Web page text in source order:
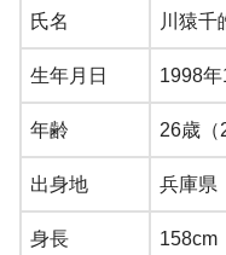
氏名 川猿千
生年月日 1998年
年齢 26歳（
出身地 兵庫県
身長 158cm